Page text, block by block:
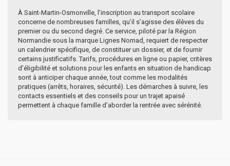
À Saint-Martin-Osmonville, l’inscription au transport scolaire
concerne de nombreuses familles, qu’il s’agisse des élèves du
premier ou du second degré. Ce service, piloté par la Région
Normandie sous la marque Lignes Nomad, requiert de respecter
un calendrier spécifique, de constituer un dossier, et de fournir
certains justificatifs. Tarifs, procédures en ligne ou papier, critères
d’éligibilité et solutions pour les enfants en situation de handicap
sont à anticiper chaque année, tout comme les modalités
pratiques (arrêts, horaires, sécurité). Les démarches à suivre, les
contacts essentiels et des conseils pour un trajet apaisé
permettent à chaque famille d’aborder la rentrée avec sérénité.